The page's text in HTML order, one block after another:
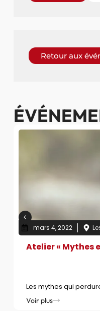
Retour aux
mars 4, 2022
Atelier « Mythes
Les mythes qui
Voir plus